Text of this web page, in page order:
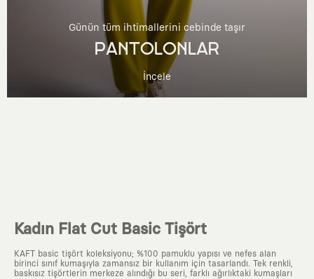
Günün tüm ihtimallerini cebinde taşır
PANTOLONLAR
İncele
Kadın Flat Cut Basic Tişört
KAFT basic tişört koleksiyonu; %100 pamuklu yapısı ve nefes alan
birinci sınıf kumaşıyla zamansız bir kullanım için tasarlandı. Tek renkli,
baskısız tişörtlerin merkeze alındığı bu seri, farklı ağırlıktaki kumaşları